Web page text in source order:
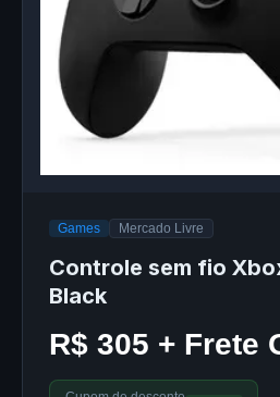
Games Mercado Livre
Controle sem fio
Black
R$ 305 + Frete